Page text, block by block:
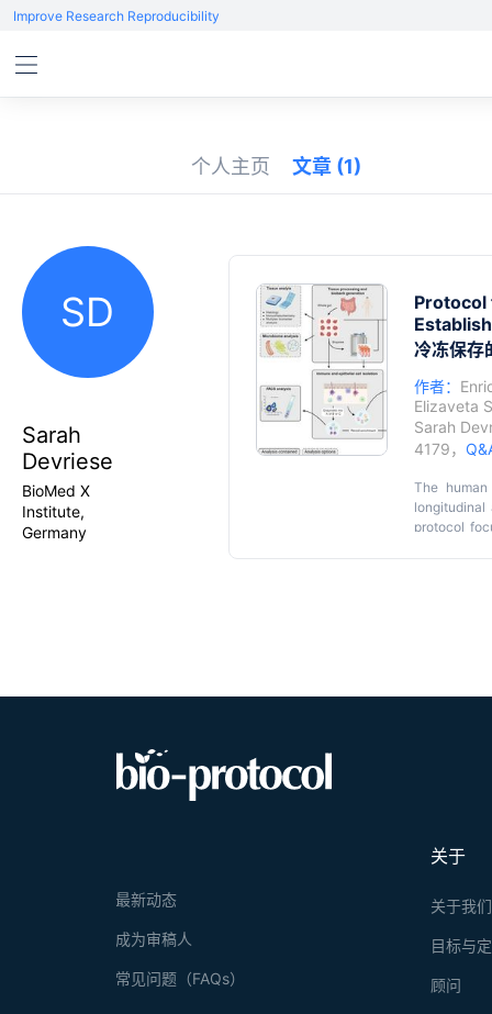
Improve Research Reproducibility
个人主页 文章 (1)
SD
Sarah
Devriese
BioMed X
Institute,
Germany
Protocol
冷冻保存
作者：
Elizaveta
Sarah
4179，
The
protocol
关于
关于我们
目标与
顾问
最新动态
成为审稿人
常见问题（FAQs）